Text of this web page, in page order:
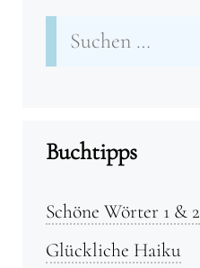
Suchen
nach:
Buchtipps
Schöne Wörter 1 & 2
Glückliche Haiku